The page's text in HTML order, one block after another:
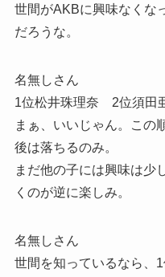
世間がAKBに興味なくな
だろうな。
名無しさん
1位松井珠理奈 2位須田
まぁ、いいじゃん。この
後は落ちるのみ。
まだ他の子には興味は少
くのが逆に楽しみ。
名無しさん
世間を知っているなら、